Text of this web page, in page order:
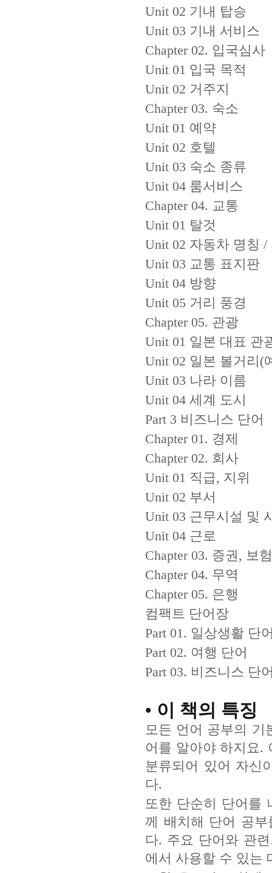
Unit 02 기내 탑승
Unit 03 기내 서비스
Chapter 02. 입국심사
Unit 01 입국 목적
Unit 02 거주지
Chapter 03. 숙소
Unit 01 예약
Unit 02 호텔
Unit 03 숙소 종류
Unit 04 룸서비스
Chapter 04. 교통
Unit 01 탈것
Unit 02 자동차 명칭 /
Unit 03 교통 표지판
Unit 04 방향
Unit 05 거리 풍경
Chapter 05. 관광
Unit 01 일본 대표 관
Unit 02 일본 볼거리(
Unit 03 나라 이름
Unit 04 세계 도시
Part 3 비즈니스 단어
Chapter 01. 경제
Chapter 02. 회사
Unit 01 직급, 지위
Unit 02 부서
Unit 03 근무시설 및
Unit 04 근로
Chapter 03. 증권, 보험
Chapter 04. 무역
Chapter 05. 은행
컴팩트 단어장
Part 01. 일상생활 단
Part 02. 여행 단어
Part 03. 비즈니스 단
• 이 책의 특징
모든 언어 공부의 기
어를 알아야 하지요.
분류되어 있어 자신
다.
또한 단순히 단어를
께 배치해 단어 공
다. 주요 단어와 관
에서 사용할 수 있는